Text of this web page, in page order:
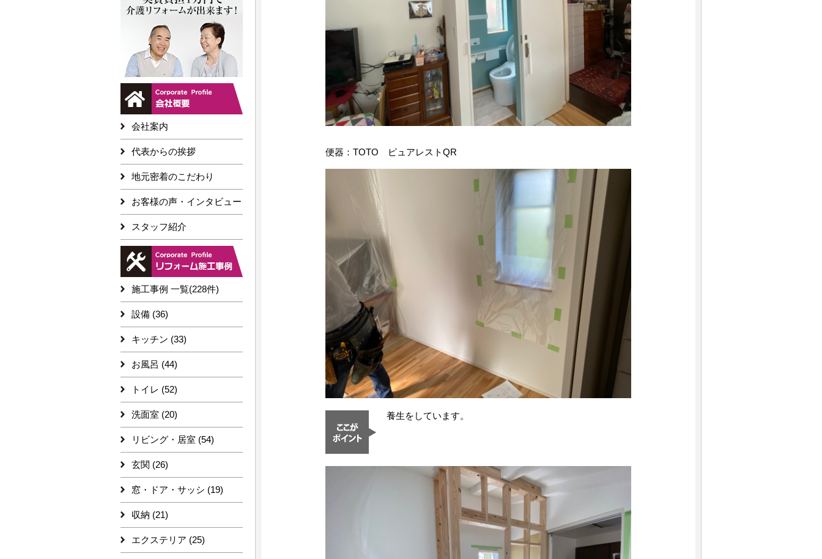
便器：TOTO ピュアレストQR
養生をしています。
会社案内
代表からの挨拶
地元密着のこだわり
お客様の声・インタビュー
スタッフ紹介
施工事例 一覧(228件)
設備 (36)
キッチン (33)
お風呂 (44)
トイレ (52)
洗面室 (20)
リビング・居室 (54)
玄関 (26)
窓・ドア・サッシ (19)
収納 (21)
エクステリア (25)